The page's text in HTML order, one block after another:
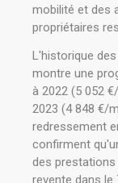
mobilité et des
propriétaires
L'historique
montre une
à 2022 (5 052
2023 (4 848 €/
redressement
confirment
des
revente dans le